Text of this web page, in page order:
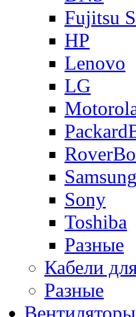
Fujitsu
HP
Lenovo
LG
Samsung
Sony
Toshiba
Разные
Кабели
Разные